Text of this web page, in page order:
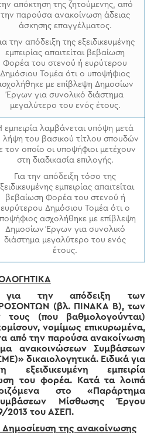
απόκτηση της ζητούμενης, από
την παρούσα ανακοίνωση άδειας
άσκησης επαγγέλματος.
Για την απόδειξη της εξειδικευμένης
εμπειρίας απαιτείται βεβαίωση
Φορέα του στενού ή ευρύτερου
Δημόσιου Τομέα ότι ο υποψήφιος
με επίβλεψη Δημοσίων
Έργων για συνολικό διάστημα
μεγαλύτερο του ενός έτους.
εμπειρία λαμβάνεται υπόψη μετά
λήψη του βασικού τίτλου σπουδών
τον οποίο οι υποψήφιοι μετέχουν
στη διαδικασία επιλογής.
Για την απόδειξη τόσο της
εμπειρίας απαιτείται
βεβαίωση Φορέα του στενού ή
ευρύτερου Δημόσιου Τομέα ότι ο
ασχολήθηκε με επίβλεψη
Δημοσίων Έργων για συνολικό
διάστημα μεγαλύτερο του ενός
έτους.
για την απόδειξη των
(βλ. ΠΙΝΑΚΑ Β), των
τους (που βαθμολογούνται)
νομίμως επικυρωμένα,
από την παρούσα ανακοίνωση
ανακοινώσεων Συμβάσεων
δικαιολογητικά. Ειδικά για
εξειδικευμένη εμπειρία
του φορέα. Κατά τα λοιπά
στο «Παράρτημα
Μίσθωσης Έργου
2013 του ΑΣΕΠ.
της ανακοίνωσης